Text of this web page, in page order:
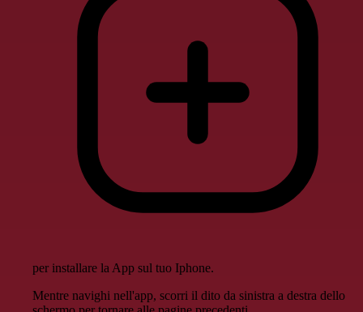
per installare la App sul tuo Iphone.
Mentre navighi nell'app, scorri il dito da sinistra a destra dello